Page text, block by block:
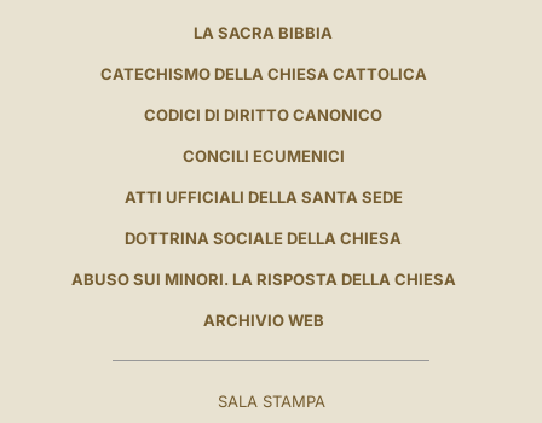
LA SACRA BIBBIA
CATECHISMO DELLA CHIESA CATTOLICA
CODICI DI DIRITTO CANONICO
CONCILI ECUMENICI
ATTI UFFICIALI DELLA SANTA SEDE
DOTTRINA SOCIALE DELLA CHIESA
ABUSO SUI MINORI. LA RISPOSTA DELLA CHIESA
ARCHIVIO WEB
SALA STAMPA